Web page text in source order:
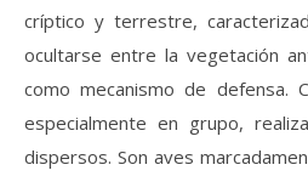
críptico y terrestre,
ocultarse entre la vegetación
como mecanismo de defensa.
especialmente en grupo,
dispersos. Son aves